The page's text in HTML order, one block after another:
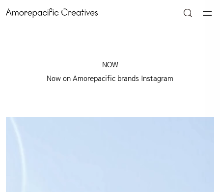
NOW
Now on Amorepacific brands Instagram